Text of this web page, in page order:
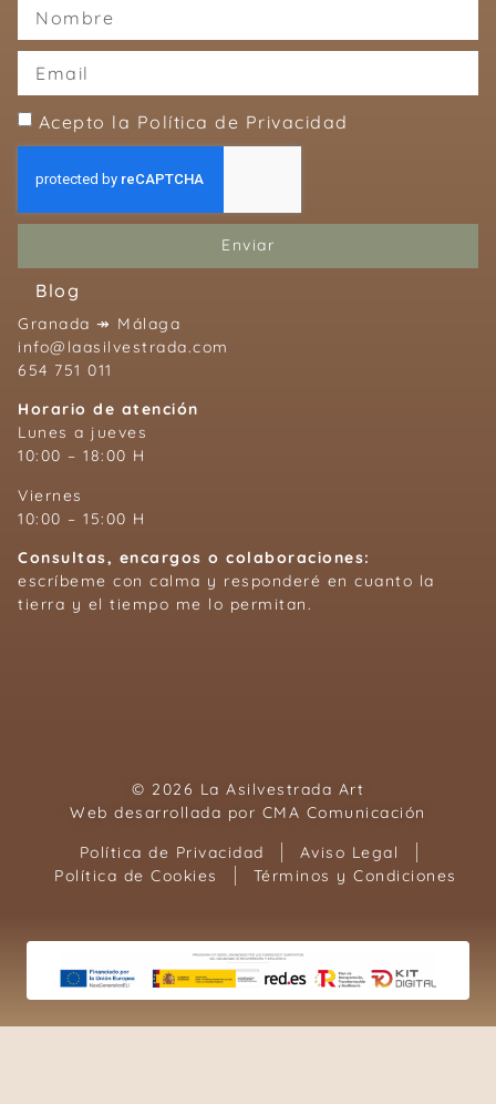
Acepto la Política de Privacidad
Enviar
Blog
Granada ↠ Málaga
info@laasilvestrada.com
654 751 011
Horario de atención
Lunes a jueves
10:00 – 18:00 H
Viernes
10:00 – 15:00 H
Consultas, encargos o colaboraciones:
escríbeme con calma y responderé en cuanto la
tierra y el tiempo me lo permitan.
© 2026 La Asilvestrada Art
Web desarrollada por CMA Comunicación
Política de Privacidad
Aviso Legal
Política de Cookies
Términos y Condiciones